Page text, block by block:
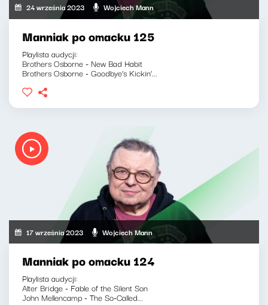
24 września 2023 Wojciech Mann
Manniak po omacku 125
Playlista audycji:
Brothers Osborne - New Bad Habit
Brothers Osborne - Goodbye’s Kickin’...
17 września 2023 Wojciech Mann
Manniak po omacku 124
Playlista audycji:
Alter Bridge - Fable of the Silent Son
John Mellencamp - The So-Called...